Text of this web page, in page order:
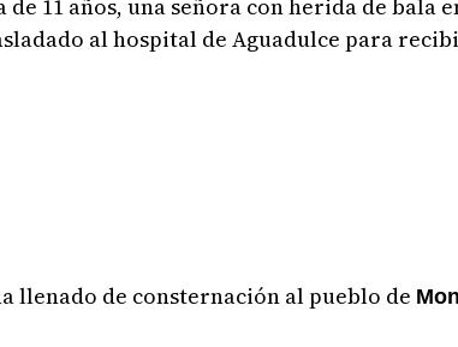
11 años, una señora con herida de bala
al hospital de Aguadulce para
llenado de consternación al pueblo de